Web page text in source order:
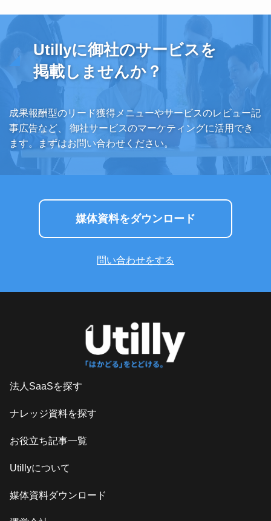
Utillyに御社のサービスを
掲載しませんか？
成果報酬型のリード獲得メニューやサービスのレビュー記
事広告など、
御社サービスのマーケティングに活用でき
ます。まずはお問い合わせください。
媒体資料をダウンロード
問い合わせをする
法人SaaSを探す
ナレッジ資料を探す
お役立ち記事一覧
Utillyについて
媒体資料ダウンロード